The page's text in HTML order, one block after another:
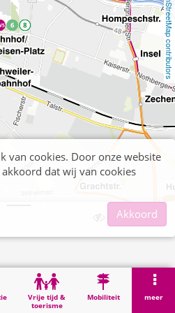
OpenStreetMap contributors
Vrije tijd &
toerisme
Mobiliteit meer
van cookies. Door onze website
dat wij van cookies
Akkoord